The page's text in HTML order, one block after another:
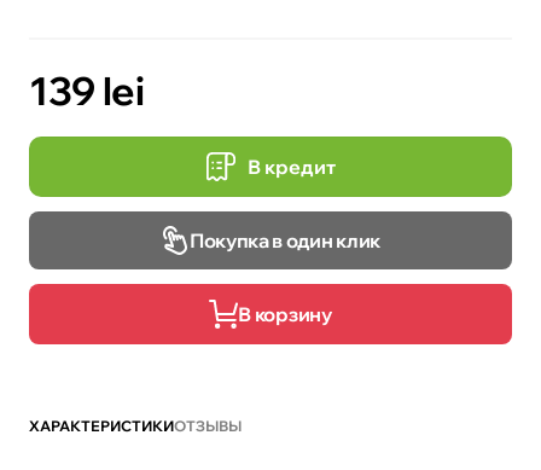
139 lei
В кредит
Покупка в один клик
В корзину
ХАРАКТЕРИСТИКИОТЗЫВЫ